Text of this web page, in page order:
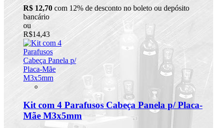
R$ 12,70 com 12% de desconto no boleto ou depósito
bancário
ou
R$14,43
Kit com 4 Parafusos Cabeça Panela p/ Placa-
Mãe M3x5mm